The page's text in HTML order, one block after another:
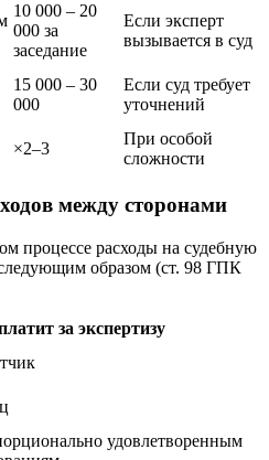
10 000 – 20
000 за
заседание
Если эксперт
вызывается в суд
15 000 – 30
000
Если суд требует
уточнений
×2–3
При особой
сложности
между сторонами
процессе расходы на судебную
образом (ст. 98 ГПК
за экспертизу
удовлетворенным